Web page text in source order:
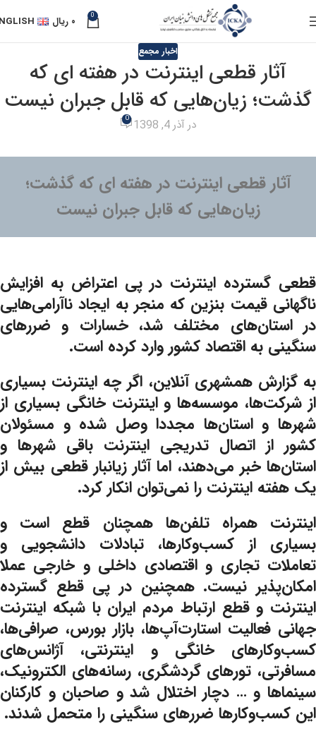
0 ۰ ریال
اخبار مجمع
آثار قطعی اینترنت در هفته ای که
گذشت؛ زیان‌هایی که قابل جبران نیست
در آذر 4, 1398 0
آثار قطعی اینترنت در هفته ای که گذشت؛
زیان‌هایی که قابل جبران نیست
قطعی گسترده اینترنت در پی اعتراض به افزایش
ناگهانی قیمت بنزین که منجر به ایجاد ناآرامی‌هایی
در استان‌های مختلف شد، خسارات و ضررهای
سنگینی به اقتصاد کشور وارد کرده است.
به گزارش همشهری آنلاین، اگر چه اینترنت بسیاری
از شرکت‌ها، موسسه‌ها و اینترنت خانگی بسیاری از
شهرها و استان‌ها مجددا وصل شده و مسئولان
کشور از اتصال تدریجی اینترنت باقی شهرها و
استان‌ها خبر می‌دهند، اما آثار زیانبار قطعی بیش از
یک هفته‌ اینترنت را نمی‌توان انکار کرد.
اینترنت همراه تلفن‌ها همچنان قطع است و
بسیاری از کسب‌وکارها، تبادلات دانشجویی و
تعاملات تجاری و اقتصادی داخلی و خارجی عملا
امکان‌پذیر نیست. همچنین در پی قطع گسترده
اینترنت و قطع ارتباط مردم ایران با شبکه اینترنت
جهانی فعالیت استارت‌آپ‌ها، بازار بورس، صرافی‌ها،
کسب‌وکارهای خانگی و اینترنتی، آژانس‌های
مسافرتی، تورهای گردشگری، رسانه‌های الکترونیک،
سینماها و … دچار اختلال شد و صاحبان و کارکنان
این کسب‌وکارها ضررهای سنگینی را متحمل شدند.